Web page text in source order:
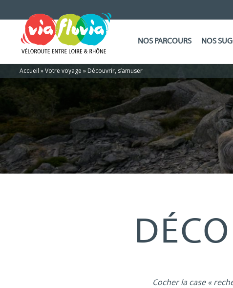
NOS PARCOURS NOS
Accueil »Votre voyage » Découvrir, s’amuser
Cocher la case «